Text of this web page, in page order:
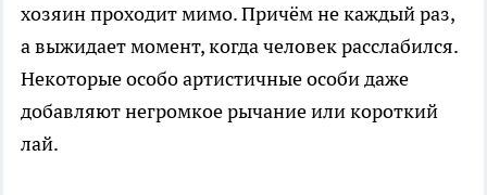
хозяин проходит мимо. Причём не каждый раз,
а выжидает момент, когда человек расслабился.
Некоторые особо артистичные особи даже
добавляют негромкое рычание или короткий
лай.